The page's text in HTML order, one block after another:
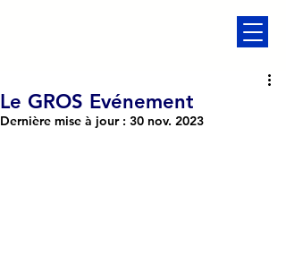
Le GROS Evénement
Dernière mise à jour : 30 nov. 2023